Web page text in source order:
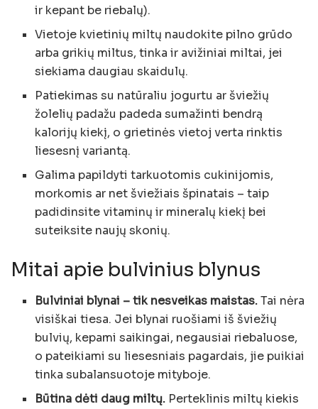
ir kepant be riebalų).
Vietoje kvietinių miltų naudokite pilno grūdo
arba grikių miltus, tinka ir avižiniai miltai, jei
siekiama daugiau skaidulų.
Patiekimas su natūraliu jogurtu ar šviežių
žolelių padažu padeda sumažinti bendrą
kalorijų kiekį, o grietinės vietoj verta rinktis
liesesnį variantą.
Galima papildyti tarkuotomis cukinijomis,
morkomis ar net šviežiais špinatais – taip
padidinsite vitaminų ir mineralų kiekį bei
suteiksite naujų skonių.
Mitai apie bulvinius blynus
Bulviniai blynai – tik nesveikas maistas.Tai nėra
visiškai tiesa. Jei blynai ruošiami iš šviežių
bulvių, kepami saikingai, negausiai riebaluose,
o pateikiami su liesesniais pagardais, jie puikiai
tinka subalansuotoje mityboje.
Būtina dėti daug miltų. Perteklinis miltų kiekis